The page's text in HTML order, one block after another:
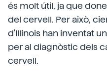
és molt útil, ja que
del cervell. Per això,
d'Illinois han inventat
per al diagnòstic dels
cervell.